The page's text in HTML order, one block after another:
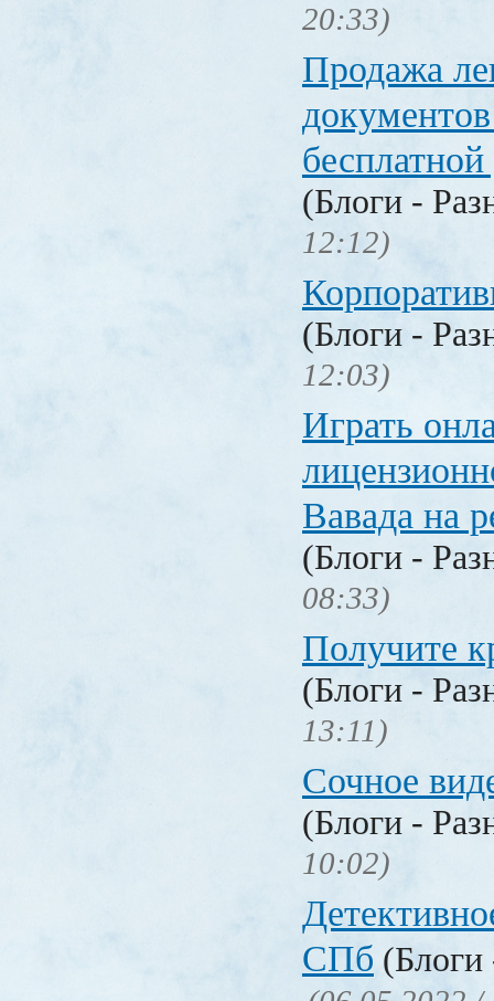
20:33)
Продажа
(Блоги -
12:12)
(Блоги -
12:03)
Играть
Вавада на
(Блоги -
08:33)
Получите
(Блоги -
13:11)
Сочное
(Блоги -
10:02)
СПб (Блоги